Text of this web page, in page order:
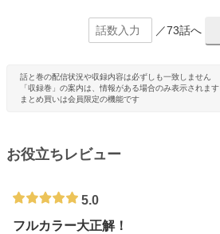
／73話へ
話と巻の配信状況や収録内容は必ずしも一致しません
「収録巻」の案内は、情報がある場合のみ表示されます
まとめ買いは会員限定の機能です
お役立ちレビュー
5.0
フルカラー大正解！